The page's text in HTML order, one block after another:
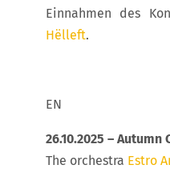
Einnahmen des
Hëlleft.
EN
26.10.2025 –
The orchestra Estro